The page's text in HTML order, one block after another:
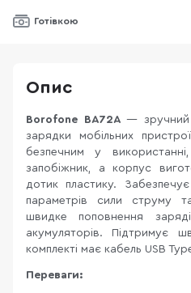
Готівкою
Опис
Borofone BA72A— зручний
зарядки мобільних
безпечним у
запобіжник, а корпус
дотик пластику.
параметрів сили струму
швидке поповнення
акумуляторів. Підтримує
комплекті має кабель USB
Переваги: